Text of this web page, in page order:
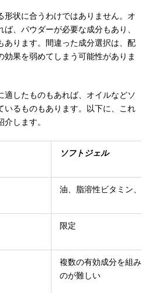
形状に合うわけではありません。オ
、パウダーが必要な成分もあり、
あります。間違った成分選択は、配
効果を弱めてしまう可能性がありま
適したものもあれば、オイルなどソ
いるものもあります。以下に、これ
します。
ソフトジェル
油、脂溶性ビタミン、液体
限定
複数の有効成分を組み合
のが難しい